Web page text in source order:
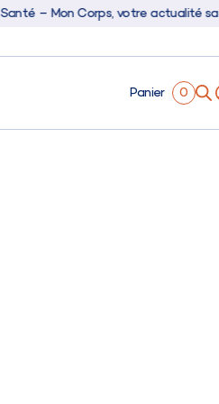
– Mon Corps, votre actualité santé
Panier 0